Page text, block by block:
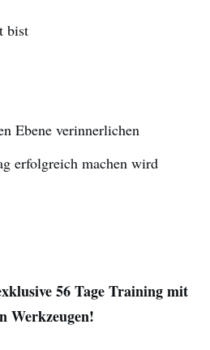
bist
Ebene verinnerlichen
erfolgreich machen wird
56 Tage Training mit
Werkzeugen!